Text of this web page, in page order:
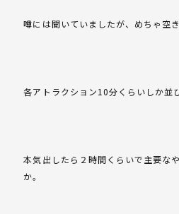
噂には聞いていましたが、めちゃ空き
各アトラクション10分くらいしか並
本気出したら２時間くらいで主要な
か。